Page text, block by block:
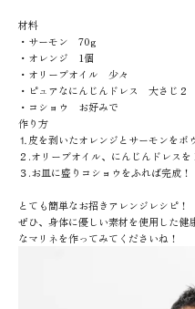
材料
・サーモン 70g
・オレンジ 1個
・オリーブオイル 少々
・ピュアなにんじんドレス 大さじ２
・コショウ お好みで
作り方
⒈皮を剥いたオレンジとサーモンをボ
２.オリーブオイル、にんじんドレス
３.お皿に盛りコショウをふれば完成！
とても簡単なお招きアレンジレシピ！
ぜひ、身体に優しい素材を使用した健
なマリネを作ってみてくださいね！